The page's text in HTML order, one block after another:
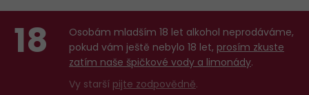
18
Osobám mladším 18 let alkohol neprodáváme,
pokud vám ještě nebylo 18 let, prosím zkuste
zatím naše špičkové vody a limonády.
Vy starší pijte zodpovědně.